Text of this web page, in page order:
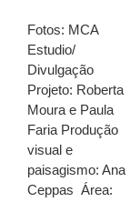
Fotos: MCA
Estudio/
Divulgação
Projeto: Roberta
Moura e Paula
Faria Produção
visual e
paisagismo: Ana
Ceppas Área: